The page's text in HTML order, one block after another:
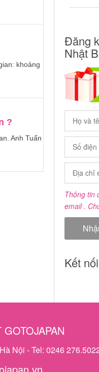
khoảng
?
Anh Tuấn
Đăng
Nhật
Thông tin
email .
Kết
Nội - Tel: 0246